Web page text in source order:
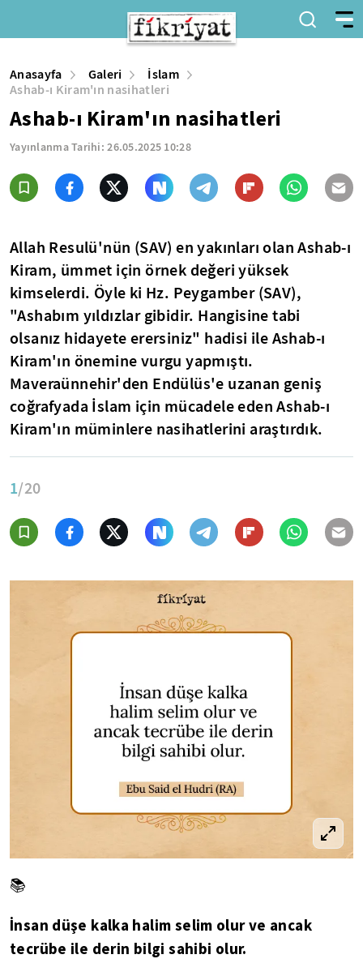
Anasayfa Galeri
İslam
Ashab-ı Kiram'ın nasihatleri
Ashab-ı Kiram'ın nasihatleri
Yayınlanma Tarihi:26.05.2025 10:28
Allah Resulü'nün (SAV) en yakınları olan Ashab-ı
Kiram, ümmet için örnek değeri yüksek
kimselerdi. Öyle ki Hz. Peygamber (SAV),
"Ashabım yıldızlar gibidir. Hangisine tabi
olsanız hidayete erersiniz" hadisi ile Ashab-ı
Kiram'ın önemine vurgu yapmıştı.
Maveraünnehir'den Endülüs'e uzanan geniş
coğrafyada İslam için mücadele eden Ashab-ı
Kiram'ın müminlere nasihatlerini araştırdık.
1/20
📚
İnsan düşe kalka halim selim olur ve ancak
tecrübe ile derin bilgi sahibi olur.